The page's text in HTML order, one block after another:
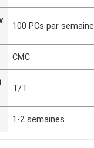
100 PCs par semaine
CMC
T/T
1-2 semaines